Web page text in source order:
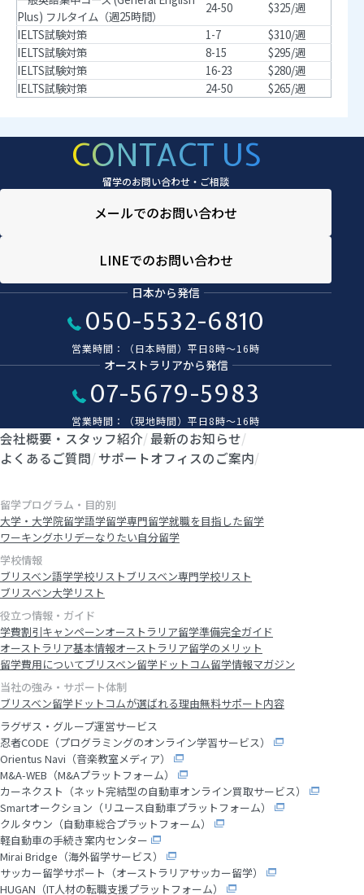
Plus) フルタイム（週25時間）
24-50
$325/週
IELTS試験対策
1-7
$310/週
IELTS試験対策
8-15
$295/週
IELTS試験対策
16-23
$280/週
IELTS試験対策
24-50 $265/週
CONTACT US
留学のお問い合わせ・ご相談
メールでのお問い合わせ
LINEでのお問い合わせ
日本から発信
050-5532-6810
営業時間：（日本時間）平日8時〜16時
オーストラリアから発信
07-5679-5983
営業時間：（現地時間）平日8時〜16時
会社概要・スタッフ紹介 最新のお知らせ
よくあるご質問 サポートオフィスのご案内
留学プログラム・目的別
大学・大学院留学語学留学専門留学就職を目指した留学
ワーキングホリデーなりたい自分留学
学校情報
ブリスベン語学学校リストブリスベン専門学校リスト
ブリスベン大学リスト
役立つ情報・ガイド
学費割引キャンペーンオーストラリア留学準備完全ガイド
オーストラリア基本情報オーストラリア留学のメリット
留学費用についてブリスベン留学ドットコム留学情報マガジン
当社の強み・サポート体制
ブリスベン留学ドットコムが選ばれる理由無料サポート内容
ラグザス・グループ運営サービス
忍者CODE（プログラミングのオンライン学習サービス）
Orientus Navi（音楽教室メディア）
M&A-WEB（M&Aプラットフォーム）
カーネクスト（ネット完結型の自動車オンライン買取サービス）
Smartオークション（リユース自動車プラットフォーム）
クルタウン（自動車総合プラットフォーム）
軽自動車の手続き案内センター
Mirai Bridge（海外留学サービス）
サッカー留学サポート（オーストラリアサッカー留学）
HUGAN（IT人材の転職支援プラットフォーム）